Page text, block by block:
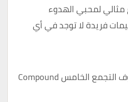
لمحبي الهدوء
فريدة لا توجد في أي
كمبوند كلوف التجمع الخامس Compound